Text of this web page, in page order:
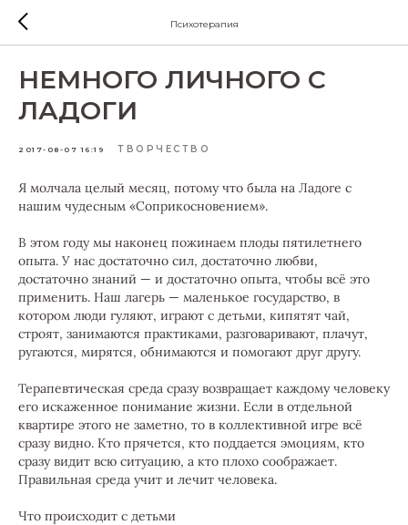
Психотерапия
НЕМНОГО ЛИЧНОГО С
ЛАДОГИ
2017-08-07 16:19 ТВОРЧЕСТВО
Я молчала целый месяц, потому что была на Ладоге с
нашим чудесным «Соприкосновением».
В этом году мы наконец пожинаем плоды пятилетнего
опыта. У нас достаточно сил, достаточно любви,
достаточно знаний — и достаточно опыта, чтобы всё это
применить. Наш лагерь — маленькое государство, в
котором люди гуляют, играют с детьми, кипятят чай,
строят, занимаются практиками, разговаривают, плачут,
ругаются, мирятся, обнимаются и помогают друг другу.
Терапевтическая среда сразу возвращает каждому человеку
его искаженное понимание жизни. Если в отдельной
квартире этого не заметно, то в коллективной игре всё
сразу видно. Кто прячется, кто поддается эмоциям, кто
сразу видит всю ситуацию, а кто плохо соображает.
Правильная среда учит и лечит человека.
Что происходит с детьми